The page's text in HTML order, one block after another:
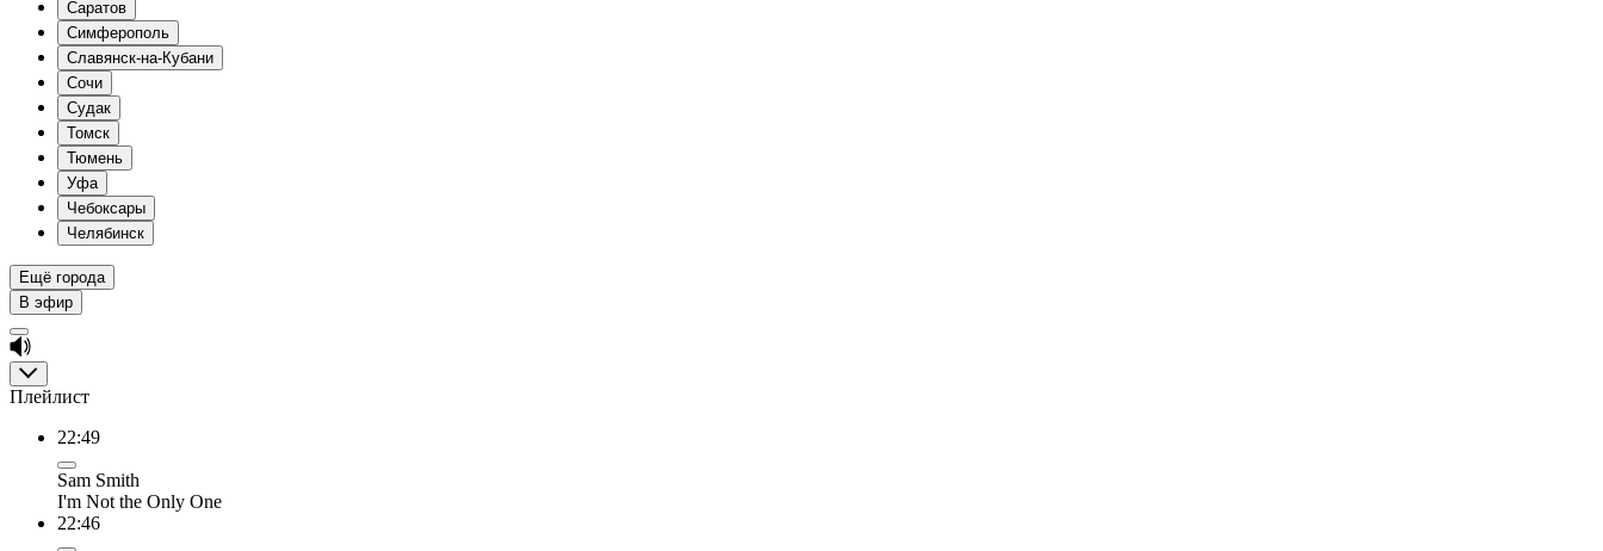
Саратов
Симферополь
Славянск-на-Кубани
Сочи
Судак
Томск
Тюмень
Уфа
Чебоксары
Челябинск
Ещё города
В эфир
Плейлист
22:49
Sam Smith
I'm Not the Only One
22:46